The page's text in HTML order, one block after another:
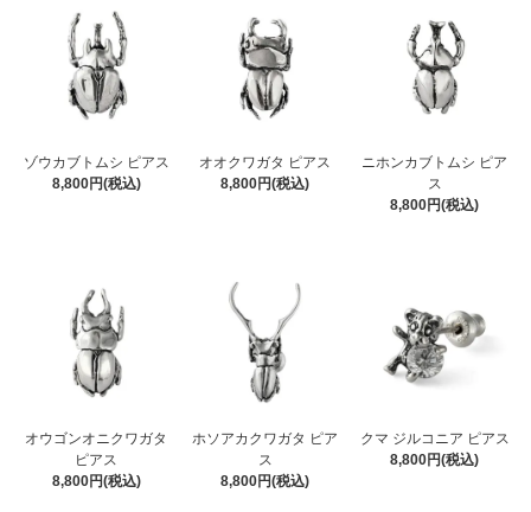
ゾウカブトムシ ピアス
8,800円(税込)
オオクワガタ ピアス
8,800円(税込)
ニホンカブトムシ ピア
ス
8,800円(税込)
オウゴンオニクワガタ
ピアス
8,800円(税込)
ホソアカクワガタ ピア
ス
8,800円(税込)
クマ ジルコニア ピアス
8,800円(税込)